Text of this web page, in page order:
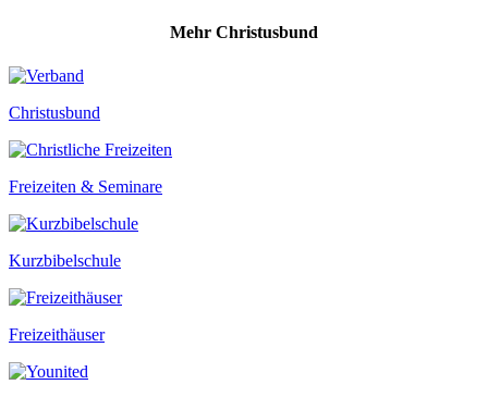
Mehr Christusbund
Christusbund
Freizeiten & Seminare
Kurzbibelschule
Freizeithäuser